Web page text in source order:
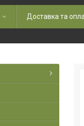
Доставка та